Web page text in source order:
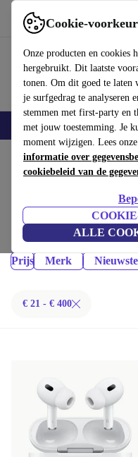
Cookie-
Onze producten en cookies
hergebruikt. Dit laatste
tonen. Om dit goed te laten
je surfgedrag te analyseren
stemmen met first-party en
met jouw toestemming. Je
moment wijzigen. Lees onze
informatie over
cookiebeleid van de
ALLE
Gebruik refurbed snel en
Smartphones Laptops
Home Producten Audio
Gecertificeerd refurbished
30 dagen retourrecht & 12
Prijs Merk
€ 21 - € 400